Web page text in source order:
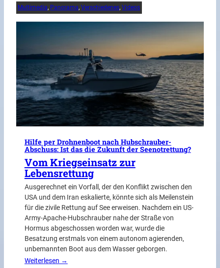
Multimedia, Panorama, Verschiedenes, Videos
Hilfe per Drohnenboot nach Hubschrauber-
Abschuss: Ist das die Zukunft der Seenotrettung?
Vom Kriegseinsatz zur
Lebensrettung
Ausgerechnet ein Vorfall, der den Konflikt zwischen den
USA und dem Iran eskalierte, könnte sich als Meilenstein
für die zivile Rettung auf See erweisen. Nachdem ein US-
Army-Apache-Hubschrauber nahe der Straße von
Hormus abgeschossen worden war, wurde die
Besatzung erstmals von einem autonom agierenden,
unbemannten Boot aus dem Wasser geborgen.
Weiterlesen →